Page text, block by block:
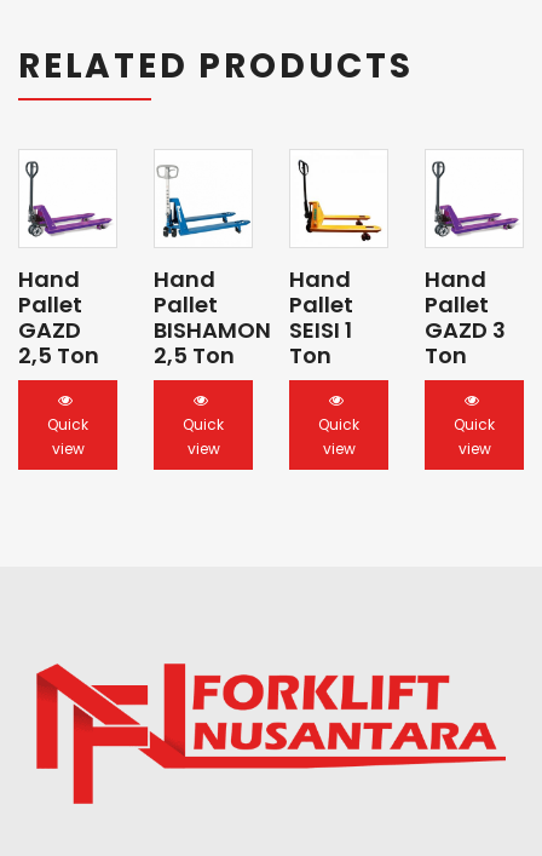
RELATED PRODUCTS
Hand
Pallet
GAZD
2,5 Ton
Quick
view
Hand
Pallet
BISHAMON
2,5 Ton
Quick
view
Hand
Pallet
SEISI 1
Ton
Quick
view
Hand
Pallet
GAZD 3
Ton
Quick
view